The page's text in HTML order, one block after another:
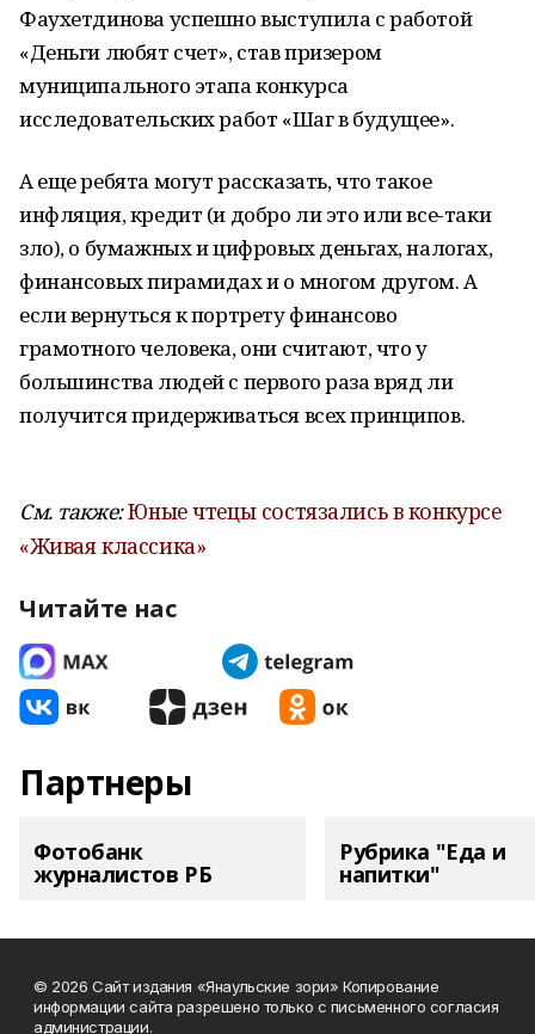
Фаухетдинова успешно выступила с работой
«Деньги любят счет», став призером
муниципального этапа конкурса
исследовательских работ «Шаг в будущее».
А еще ребята могут рассказать, что такое
инфляция, кредит (и добро ли это или все-таки
зло), о бумажных и цифровых деньгах, налогах,
финансовых пирамидах и о многом другом. А
если вернуться к портрету финансово
грамотного человека, они считают, что у
большинства людей с первого раза вряд ли
получится придерживаться всех принципов.
См. также:Юные чтецы состязались в конкурсе
«Живая классика»
Читайте нас
Партнеры
Фотобанк
журналистов РБ
Рубрика "Еда и
напитки"
© 2026 Сайт издания «Янаульские зори» Копирование
информации сайта разрешено только с письменного согласия
администрации.